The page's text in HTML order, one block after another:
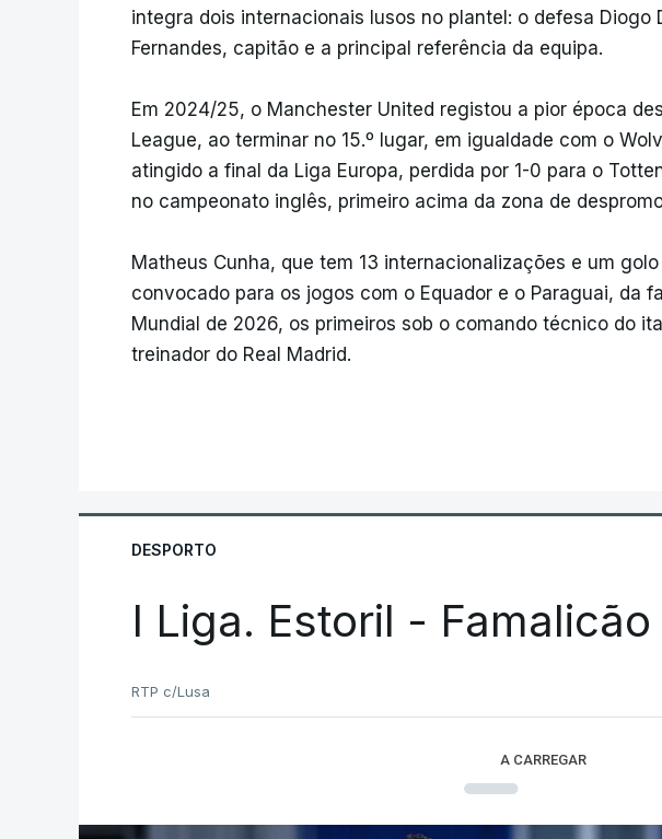
integra dois internacionais lusos no plantel: o defesa Diogo
Fernandes, capitão e a principal referência da equipa.
Em 2024/25, o Manchester United registou a pior época
League, ao terminar no 15.º lugar, em igualdade com o
atingido a final da Liga Europa, perdida por 1-0 para o
no campeonato inglês, primeiro acima da zona de
Matheus Cunha, que tem 13 internacionalizações e um
convocado para os jogos com o Equador e o Paraguai, da
Mundial de 2026, os primeiros sob o comando técnico do
treinador do Real Madrid.
DESPORTO
I Liga. Estoril - Famalicão
RTP c/Lusa
A CARREGAR